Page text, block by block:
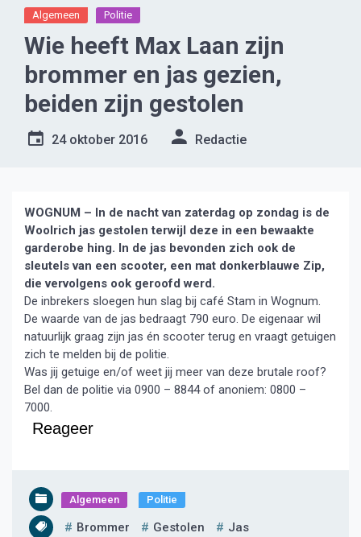
Algemeen Politie
Wie heeft Max Laan zijn
brommer en jas gezien,
beiden zijn gestolen
24 oktober 2016 Redactie
WOGNUM – In de nacht van zaterdag op zondag is de
Woolrich jas gestolen terwijl deze in een bewaakte
garderobe hing. In de jas bevonden zich ook de
sleutels van een scooter, een mat donkerblauwe Zip,
die vervolgens ook geroofd werd.
De inbrekers sloegen hun slag bij café Stam in Wognum.
De waarde van de jas bedraagt 790 euro. De eigenaar wil
natuurlijk graag zijn jas én scooter terug en vraagt getuigen
zich te melden bij de politie.
Was jij getuige en/of weet jij meer van deze brutale roof?
Bel dan de politie via 0900 – 8844 of anoniem: 0800 –
7000.
Reageer
Algemeen Politie
Brommer Gestolen
Jas